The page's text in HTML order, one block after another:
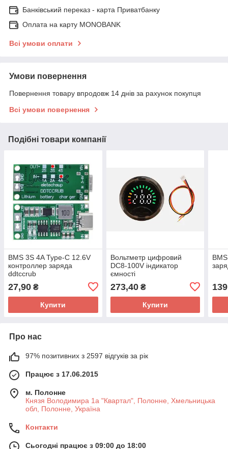
Банківський переказ - карта Приватбанку
Оплата на карту MONOBANK
Всі умови оплати
Умови повернення
Повернення товару впродовж 14 днів за рахунок покупця
Всі умови повернення
Подібні товари компанії
BMS 3S 4A Type-C 12.6V
контроллер заряда
ddtccrub
27,90 ₴
Купити
Вольтметр цифровий
DC8-100V індикатор
ємності
273,40₴
Купити
Про нас
97% позитивних з 2597 відгуків за рік
Працює з 17.06.2015
м. Полонне
Князя Володимира 1а "Квартал", Полонне, Хмельницька
обл, Полонне, Україна
Контакти
Сьогодні працює з 09:00 до 18:00